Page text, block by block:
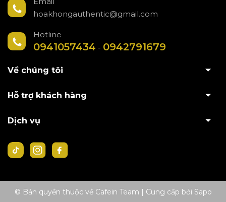
hoakhongauthentic@gmail.com
Hotline
0941057434 - 0942791679
Về chúng tôi
Hỗ trợ khách hàng
Dịch vụ
© Bản quyền thuộc về Cafein Team | Cung cấp bởi Sapo